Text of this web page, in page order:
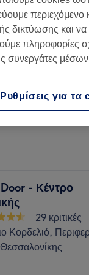
416 κριτικές
Περιφερειακή
- Κέντρο
29 κριτικές
Κορδελιό,
δικτύωσης και
πληροφορίες
συνεργάτες
Ρυθμίσεις για